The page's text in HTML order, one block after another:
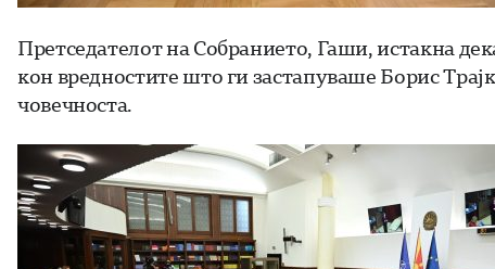
Претседателот на Собранието, Гаши, истакна
кон вредностите што ги застапуваше Борис
човечноста.